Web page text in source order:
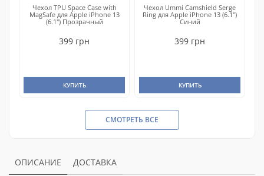
Чехол TPU Space Case with
MagSafe для Apple iPhone 13
(6.1") Прозрачный
399 грн
КУПИТЬ
Чехол Ummi Camshield Serge
Ring для Apple iPhone 13 (6.1")
Синий
399 грн
КУПИТЬ
СМОТРЕТЬ ВСЕ
ОПИСАНИЕ ДОСТАВКА